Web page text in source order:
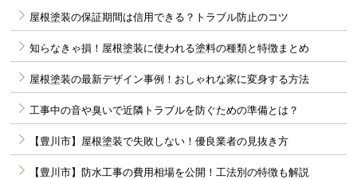
屋根塗装の保証期間は信用できる？トラブル防止のコツ
知らなきゃ損！屋根塗装に使われる塗料の種類と特徴まとめ
屋根塗装の最新デザイン事例！おしゃれな家に変身する方法
工事中の音や臭いで近隣トラブルを防ぐための準備とは？
【豊川市】屋根塗装で失敗しない！優良業者の見抜き方
【豊川市】防水工事の費用相場を公開！工法別の特徴も解説